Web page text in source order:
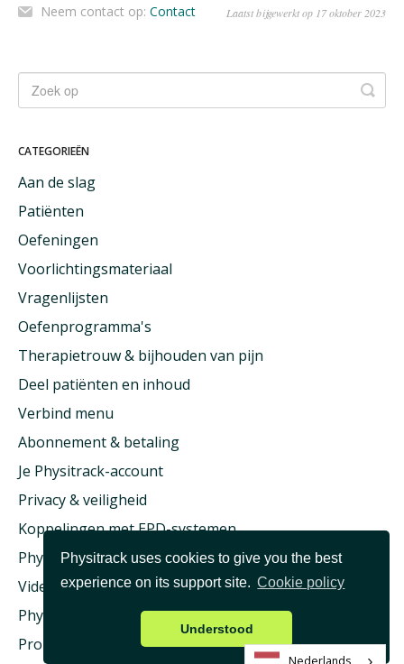
Physitrack uses cookies to give you the best
experience on its support site. Cookie policy
Understood
Neem contact op: Contact Laatst bijgewerkt op 17 oktober 2023
CATEGORIEËN
Aan de slag
Patiënten
Oefeningen
Voorlichtingsmateriaal
Vragenlijsten
Oefenprogramma's
Therapietrouw & bijhouden van pijn
Deel patiënten en inhoud
Verbind menu
Abonnement & betaling
Je Physitrack-account
Privacy & veiligheid
Koppelingen met EPD-systemen
Physitrack & ziektekostenverzekering
Videoconsult & Telehealth
Physitrack University
Problemen oplossen
Nederlands